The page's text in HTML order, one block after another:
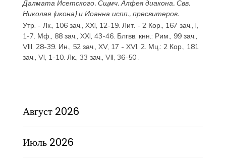
ДалматаИсетского. Сщмч.Алфеядиакона. Свв.
Николая(икона) и Иоаннаиспп., пресвитеров.
Утр. - Лк., 106 зач., XXI, 12-19. Лит. - 2 Кор., 167 зач., I,
1-7. Мф., 88 зач., XXI, 43-46. Блгвв. кнн.: Рим., 99 зач.,
VIII, 28-39. Ин., 52 зач., XV, 17 - XVI, 2. Мц.: 2 Кор., 181
зач., VI, 1-10. Лк., 33 зач., VII, 36-50 .
Август 2026
Июль 2026